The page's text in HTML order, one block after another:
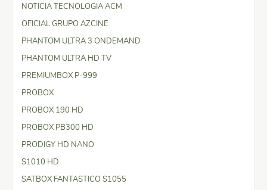
NOTICIA TECNOLOGIA ACM
OFICIAL GRUPO AZCINE
PHANTOM ULTRA 3 ONDEMAND
PHANTOM ULTRA HD TV
PREMIUMBOX P-999
PROBOX
PROBOX 190 HD
PROBOX PB300 HD
PRODIGY HD NANO
S1010 HD
SATBOX FANTASTICO S1055